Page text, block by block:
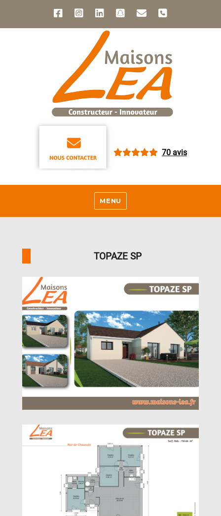
70 avis
MENU
TOPAZE SP